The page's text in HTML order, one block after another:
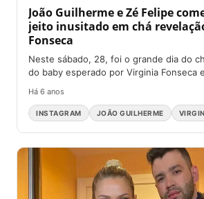
João Guilherme e Zé Felipe
jeito inusitado em chá
Fonseca
Neste sábado, 28, foi o grande dia do
do baby esperado por Virginia Fonseca
Há 6 anos
INSTAGRAM JOÃO GUILHERME